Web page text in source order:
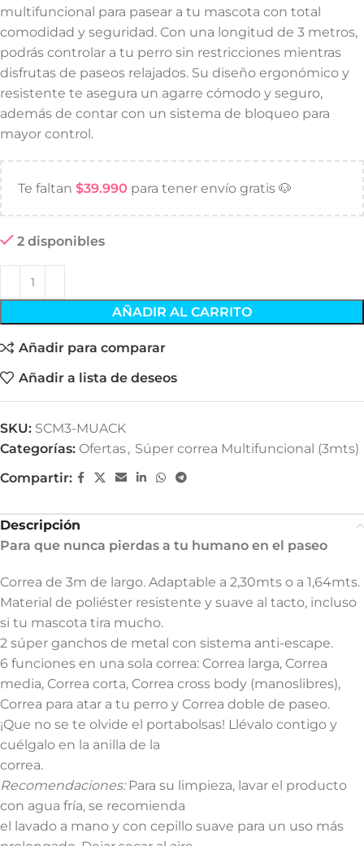
multifuncional para pasear a tu mascota con total
comodidad y seguridad. Con una longitud de 3 metros,
podrás controlar a tu perro sin restricciones mientras
disfrutas de paseos relajados. Su diseño ergonómico y
resistente te asegura un agarre cómodo y seguro,
además de contar con un sistema de bloqueo para
mayor control.
Te faltan $39.990 para tener envío gratis 🐶
2 disponibles
AÑADIR AL CARRITO
Añadir para comparar
Añadir a lista de deseos
SKU: SCM3-MUACK
Categorías: Ofertas, Súper correa Multifuncional (3mts)
Compartir:
Descripción
Para que nunca pierdas a tu humano en el paseo
Correa de 3m de largo. Adaptable a 2,30mts o a 1,64mts.
Material de poliéster resistente y suave al tacto, incluso
si tu mascota tira mucho.
2 súper ganchos de metal con sistema anti-escape.
6 funciones en una sola correa: Correa larga, Correa
media, Correa corta, Correa cross body (manoslibres),
Correa para atar a tu perro y Correa doble de paseo.
¡Que no se te olvide el portabolsas! Llévalo contigo y
cuélgalo en la anilla de la
correa.
Recomendaciones:Para su limpieza, lavar el producto
con agua fría, se recomienda
el lavado a mano y con cepillo suave para un uso más